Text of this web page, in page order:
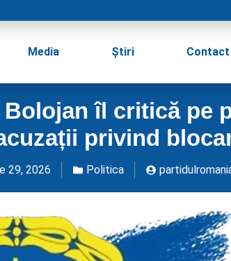
Media Știri Contact
îl critică pe
privind
29, 2026 Politica